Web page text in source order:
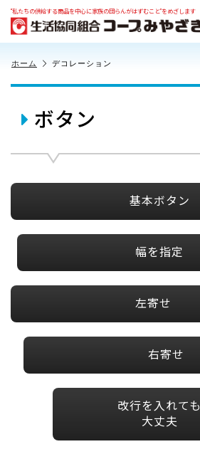
“私たちの供給する商品を中心に家族の団らんがはずむこと”をめざします
ホーム デコレーション
ボタン
基本ボタン
幅を指定
左寄せ
右寄せ
改行を入れても
大丈夫